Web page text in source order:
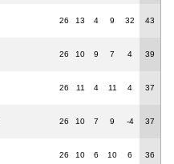
26 13 4 9 32 43
26 10 9 7 4 39
26 11 4 11 4 37
26 10 7 9 -4 37
26 10 6 10 6 36